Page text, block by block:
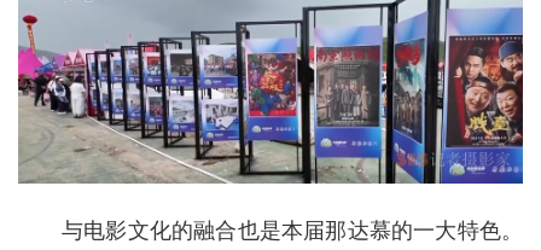
与电影文化的融合也是本届那达慕的一大特色。